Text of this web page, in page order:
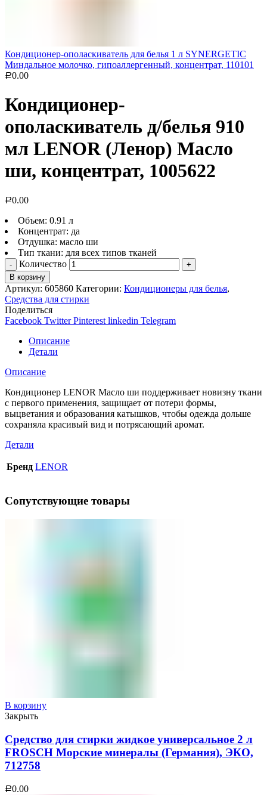
Кондиционер-ополаскиватель для белья 1 л SYNERGETIC
Миндальное молочко, гипоаллергенный, концентрат, 110101
Р0.00
Кондиционер-
ополаскиватель д/белья 910
мл LENOR (Ленор) Масло
ши, концентрат, 1005622
Р0.00
Объем: 0.91 л
Концентрат: да
Отдушка: масло ши
Тип ткани: для всех типов тканей
Количество
В корзину
Артикул: 605860 Категории: Кондиционеры для белья,
Средства для стирки
Поделиться
Facebook Twitter Pinterest linkedin Telegram
Описание
Детали
Описание
Кондиционер LENOR Масло ши поддерживает новизну ткани
с первого применения, защищает от потери формы,
выцветания и образования катышков, чтобы одежда дольше
сохраняла красивый вид и потрясающий аромат.
Детали
Бренд LENOR
Сопутствующие товары
В корзину
Закрыть
Средство для стирки жидкое универсальное 2 л
FROSCH Морские минералы (Германия), ЭКО,
712758
Р0.00